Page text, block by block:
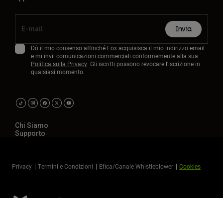
Invia
Dò il mio consenso affinché Fox acquisisca il mio indirizzo email
e mi invii comunicazioni commerciali conformemente alla sua
Politica sulla Privacy. Gli iscritti possono revocare l'iscrizione in
qualsiasi momento.
Chi Siamo
Supporto
Privacy Termini e Condizioni Etica/Canale Whistleblower Cookies